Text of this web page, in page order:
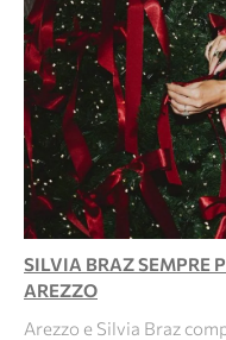
SILVIA BRAZ SEMPRE
AREZZO
Arezzo e Silvia Braz